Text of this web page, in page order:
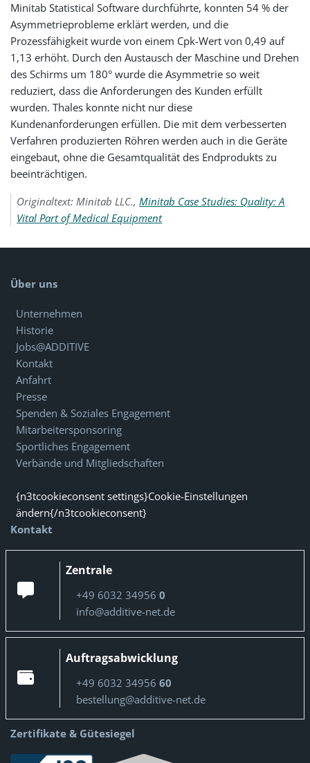
Minitab Statistical Software durchführte, konnten 54 % der
Asymmetrieprobleme erklärt werden, und die
Prozessfähigkeit wurde von einem Cpk-Wert von 0,49 auf
1,13 erhöht. Durch den Austausch der Maschine und Drehen
des Schirms um 180° wurde die Asymmetrie so weit
reduziert, dass die Anforderungen des Kunden erfüllt
wurden. Thales konnte nicht nur diese
Kundenanforderungen erfüllen. Die mit dem verbesserten
Verfahren produzierten Röhren werden auch in die Geräte
eingebaut, ohne die Gesamtqualität des Endprodukts zu
beeinträchtigen.
Originaltext: Minitab LLC.,Minitab Case Studies: Quality: A
Vital Part of Medical Equipment
Über uns
Unternehmen
Historie
Jobs@ADDITIVE
Kontakt
Anfahrt
Presse
Spenden & Soziales Engagement
Mitarbeitersponsoring
Sportliches Engagement
Verbände und Mitgliedschaften
{n3tcookieconsent settings}Cookie-Einstellungen
ändern{/n3tcookieconsent}
Kontakt
Zentrale
+49 6032 34956 0
info@additive-net.de
Auftragsabwicklung
+49 6032 34956 60
bestellung@additive-net.de
Zertifikate & Gütesiegel